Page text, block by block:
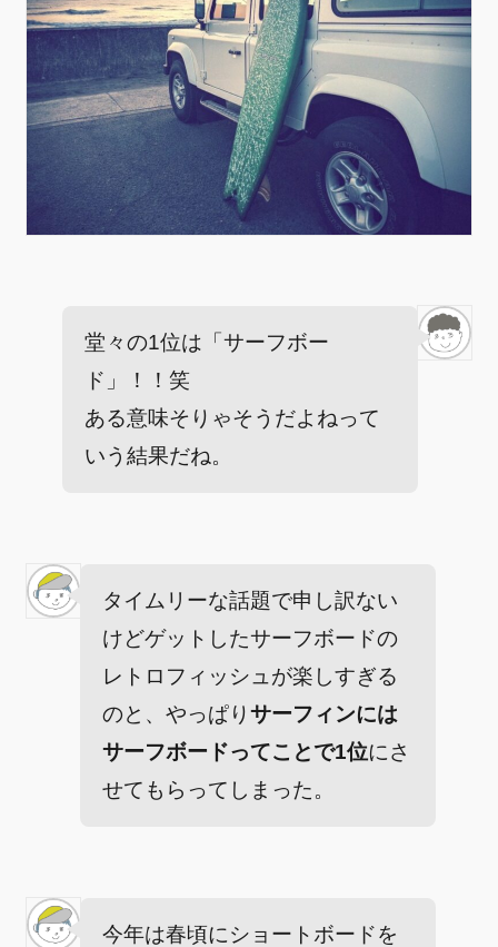
堂々の1位は「サーフボー
ド」！！笑
ある意味そりゃそうだよねって
いう結果だね。
タイムリーな話題で申し訳ない
けどゲットしたサーフボードの
レトロフィッシュが楽しすぎる
のと、やっぱりサーフィンには
サーフボードってことで1位にさ
せてもらってしまった。
今年は春頃にショートボードを